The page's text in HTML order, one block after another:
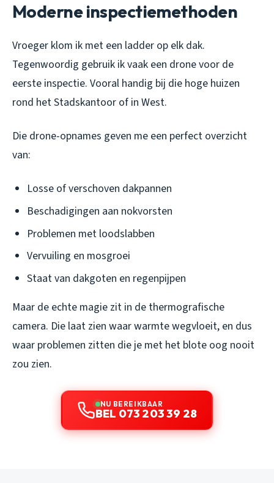
Moderne inspectiemethoden
Vroeger klom ik met een ladder op elk dak.
Tegenwoordig gebruik ik vaak een drone voor de
eerste inspectie. Vooral handig bij die hoge huizen
rond het Stadskantoor of in West.
Die drone-opnames geven me een perfect overzicht
van:
Losse of verschoven dakpannen
Beschadigingen aan nokvorsten
Problemen met loodslabben
Vervuiling en mosgroei
Staat van dakgoten en regenpijpen
Maar de echte magie zit in de thermografische
camera. Die laat zien waar warmte wegvloeit, en dus
waar problemen zitten die je met het blote oog nooit
zou zien.
NU BEREIKBAAR
BEL 073 203 39 28